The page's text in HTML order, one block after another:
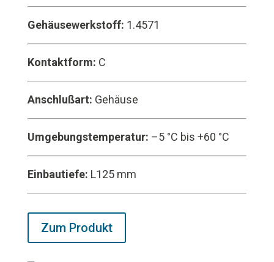
Gehäusewerkstoff: 1.4571
Kontaktform: C
Anschlußart: Gehäuse
Umgebungstemperatur: –5 °C bis +60 °C
Einbautiefe: L125 mm
Zum Produkt